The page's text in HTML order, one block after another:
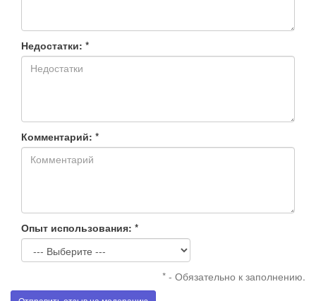
Недостатки: *
Комментарий: *
Опыт использования: *
* - Обязательно к заполнению.